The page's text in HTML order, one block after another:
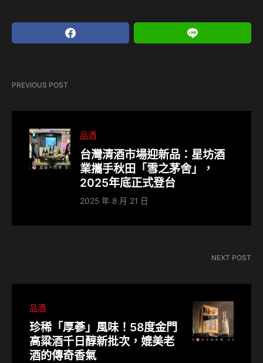
PREVIOUS POST
品酒
台灣清酒市場迎新品：星坊酒
業攜手秋田「雪之茅舍」，
2025年底正式登台
2025 年 8 月 21 日
NEXT POST
品酒
珍稀「厚蔘」風味！58度金門
高粱酒千日醇新批次，媲美老
酒的傳奇香氣